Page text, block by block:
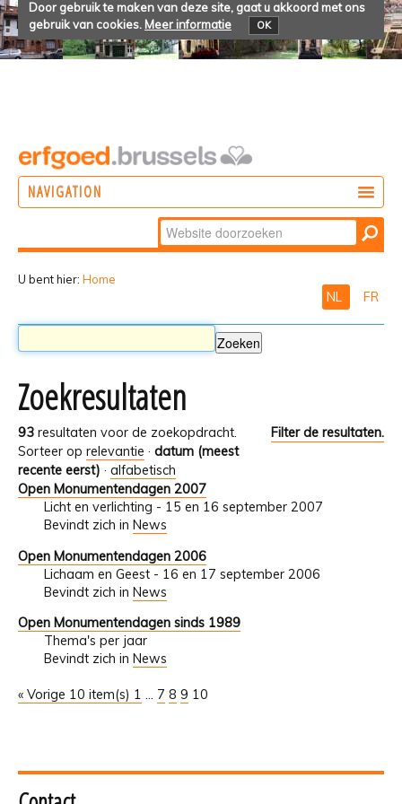
Door gebruik te maken van deze site, gaat u akkoord met ons
gebruik van cookies. Meer informatie OK
NAVIGATION
Zoek
Geavanceerd
U bent hier: Home
NL FR
Zoekresultaten
93 resultaten voor de zoekopdracht.
Filter de resultaten.
Sorteer op relevantie · datum (meest
recente eerst) · alfabetisch
Open Monumentendagen 2007
Licht en verlichting - 15 en 16 september 2007
Bevindt zich in News
Open Monumentendagen 2006
Lichaam en Geest - 16 en 17 september 2006
Bevindt zich in News
Open Monumentendagen sinds 1989
Thema's per jaar
Bevindt zich in News
« Vorige 10 item(s) 1 ... 7 8 9 10